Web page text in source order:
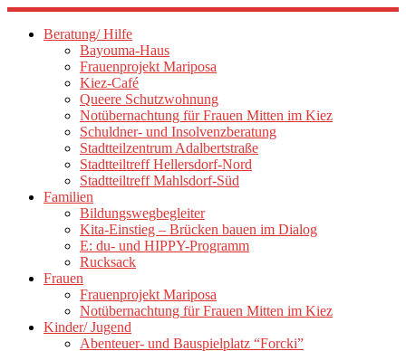
Zum
Inhalt
Beratung/ Hilfe
Bayouma-Haus
Frauenprojekt Mariposa
Kiez-Café
Queere Schutzwohnung
Notübernachtung für Frauen Mitten im Kiez
Schuldner- und Insolvenzberatung
Stadtteilzentrum Adalbertstraße
Stadtteiltreff Hellersdorf-Nord
Stadtteiltreff Mahlsdorf-Süd
Familien
Bildungswegbegleiter
Kita-Einstieg – Brücken bauen im Dialog
E: du- und HIPPY-Programm
Rucksack
Frauen
Frauenprojekt Mariposa
Notübernachtung für Frauen Mitten im Kiez
Kinder/ Jugend
Abenteuer- und Bauspielplatz “Forcki”